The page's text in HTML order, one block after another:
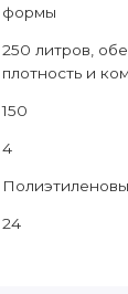
формы
250 литров,
плотность и
150
4
24